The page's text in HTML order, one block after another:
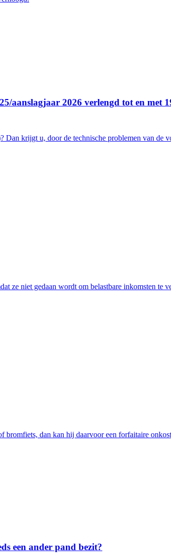
aanslagjaar 2026 verlengd tot en met
krijgt u, door de technische problemen van de
ze niet gedaan wordt om belastbare inkomsten te
dan kan hij daarvoor een forfaitaire
een ander pand bezit?